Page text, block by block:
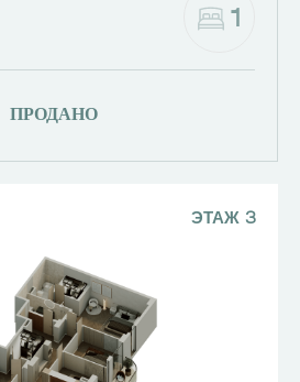
1
ПРОДАНО
ЭТАЖ 3